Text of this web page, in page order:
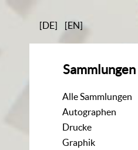
[DE] [EN]
Sammlungen
Alle Sammlungen
Autographen
Drucke
Graphik